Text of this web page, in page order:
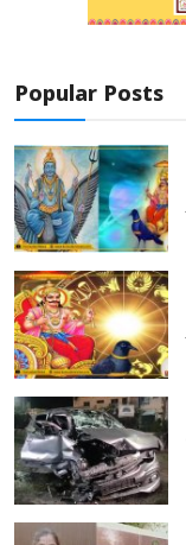
Popular Posts